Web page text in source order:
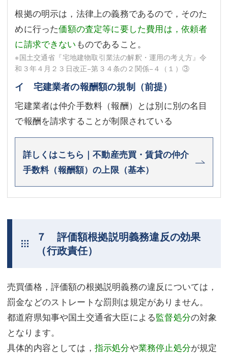
根拠の明示は，法律上の義務であるので，そのた
めに行った価額の査定等に要した費用は，依頼者
に請求できない ものであること。
※国土交通省『宅地建物取引業法の解釈・運用の考え方』令
和３年４月２３日改正−第３４条の２関係−４（１）③
イ 宅建業者の報酬額の規制（前提）
宅建業者は仲介手数料（報酬）とは別に別の名目
で報酬を請求することが制限されている
詳しくはこちら｜不動産売買・賃貸の仲介
手数料（報酬額）の上限（基本）
７ 評価額根拠説明義務違反の効果
（行政責任）
売買価格，評価額の根拠説明義務の違反については，
罰金などのストレートな罰則は規定がありません。
都道府県知事や国土交通省大臣による監督処分の対象
となります。
具体的内容としては， 指示処分や業務停止処分が規定